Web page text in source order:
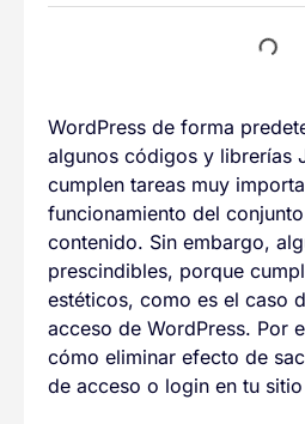
WordPress de forma
algunos códigos y librerías
cumplen tareas muy
funcionamiento del
contenido. Sin embargo,
prescindibles, porque
estéticos, como es el caso
acceso de WordPress. Por
cómo eliminar efecto de
de acceso o login en tu